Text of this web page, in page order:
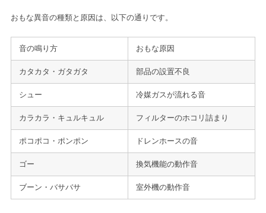
おもな異音の種類と原因は、以下の通りです。
音の鳴り方 おもな原因
カタカタ・ガタガタ 部品の設置不良
シュー 冷媒ガスが流れる音
カラカラ・キュルキュル フィルターのホコリ詰まり
ポコポコ・ポンポン ドレンホースの音
ゴー 換気機能の動作音
ブーン・バサバサ 室外機の動作音